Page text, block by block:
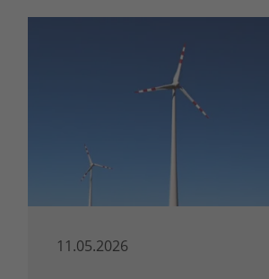
11.05.2026